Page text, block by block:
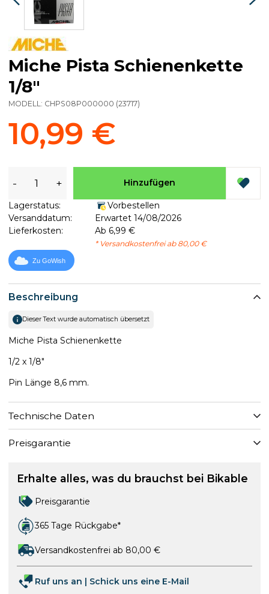
Beschreibung
Dieser Text wurde automatisch übersetzt
Miche Pista Schienenkette
1/2 x 1/8"
Pin Länge 8,6 mm.
Technische Daten
Preisgarantie
Miche Pista Schienenkette
1/8"
MODELL: CHPS08P000000 (23717)
10,99 €
- + Hinzufügen
Lagerstatus:
Vorbestellen
Versanddatum:
Erwartet 14/08/2026
Lieferkosten:
Ab 6,99 €
* Versandkostenfrei ab 80,00 €
Zu GoWish
Erhalte alles, was du brauchst bei Bikable
Preisgarantie
365 Tage Rückgabe*
Versandkostenfrei ab 80,00 €
Ruf uns an | Schick uns eine E-Mail